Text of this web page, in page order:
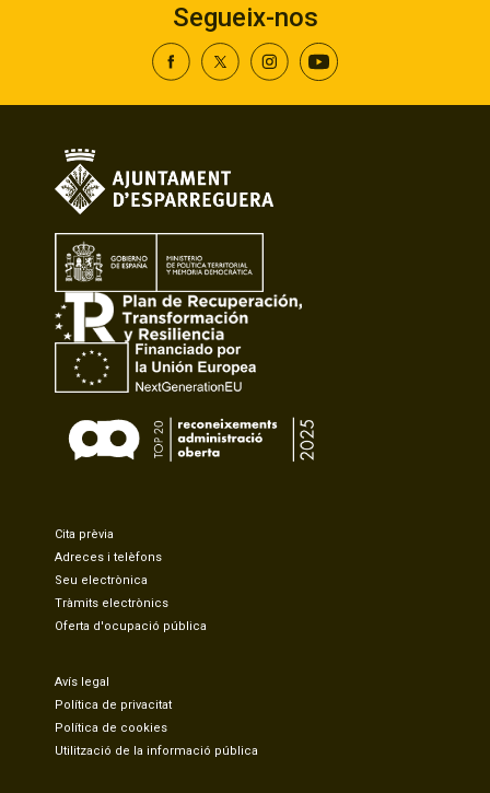
Segueix-nos
Cita prèvia
Adreces i telèfons
Seu electrònica
Tràmits electrònics
Oferta d'ocupació pública
Avís legal
Política de privacitat
Política de cookies
Utilització de la informació pública